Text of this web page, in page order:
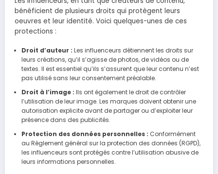
bénéficient de plusieurs droits qui protègent leurs
oeuvres et leur identité. Voici quelques-unes de ces
protections :
Droit d’auteur : Les influenceurs détiennent les droits sur
leurs créations, qu’il s’agisse de photos, de vidéos ou de
textes. Il est essentiel qu’ils s’assurent que leur contenu n’est
pas utilisé sans leur consentement préalable.
Droit à l’image : Ils ont également le droit de contrôler
l’utilisation de leur image. Les marques doivent obtenir une
autorisation explicite avant de partager ou d’exploiter leur
présence dans des publicités.
Protection des données personnelles : Conformément
au Règlement général sur la protection des données (RGPD),
les influenceurs sont protégés contre l’utilisation abusive de
leurs informations personnelles.